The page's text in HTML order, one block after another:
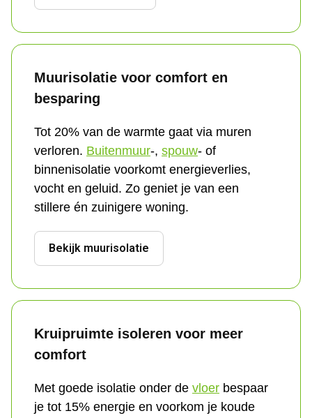
Muurisolatie voor comfort en
besparing
Tot 20% van de warmte gaat via muren
verloren. Buitenmuur-, spouw- of
binnenisolatie voorkomt energieverlies,
vocht en geluid. Zo geniet je van een
stillere én zuinigere woning.
Bekijk muurisolatie
Kruipruimte isoleren voor meer
comfort
Met goede isolatie onder de vloer bespaar
je tot 15% energie en voorkom je koude